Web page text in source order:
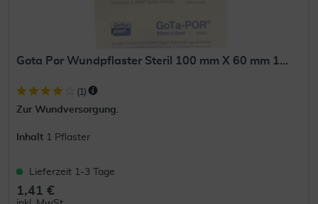
Gota Por Wundpflaster Steril 100 mm X 60 mm 1...
(1)
Zur Wundversorgung.
Inhalt 1 Pflaster
Lieferzeit 1-3 Tage
1,41 €